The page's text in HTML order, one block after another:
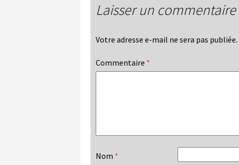
Laisser un commentaire
Votre adresse e-mail ne sera pas publiée.
Commentaire *
Nom *